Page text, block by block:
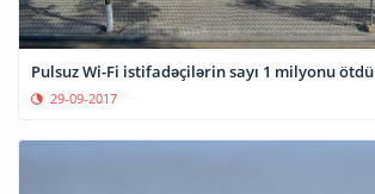
Pulsuz Wi-Fi istifadəçilərin sayı 1 milyonu ötdü
29-09-2017